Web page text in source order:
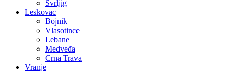
Svrljig
Leskovac
Bojnik
Vlasotince
Lebane
Medveđa
Crna Trava
Vranje